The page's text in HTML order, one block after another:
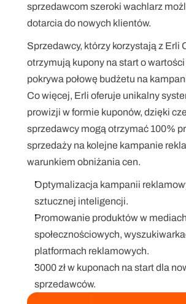
sprzedawcom szeroki wachlarz
dotarcia do nowych klientów.
Sprzedawcy, którzy korzystają z Erli
otrzymują kupony na start o wartości
pokrywa połowę budżetu na
Co więcej, Erli oferuje unikalny
prowizji w formie kuponów, dzięki
sprzedawcy mogą otrzymać 100%
sprzedaży na kolejne kampanie
warunkiem obniżania cen.
Optymalizacja kampanii
sztucznej inteligencji.
Promowanie produktów w mediach
społecznościowych,
platformach reklamowych.
3000 zł w kuponach na start dla
sprzedawców.